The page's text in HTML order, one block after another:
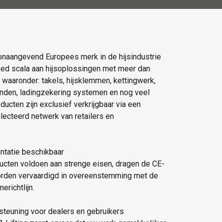
Europees merk in de hijsindustrie
scala aan hijsoplossingen met meer dan
takels, hijsklemmen, kettingwerk,
ladingzekering systemen en nog veel
zijn exclusief verkrijgbaar via een
netwerk van retailers en
beschikbaar
voldoen aan strenge eisen, dragen de CE-
vervaardigd in overeenstemming met de
voor dealers en gebruikers